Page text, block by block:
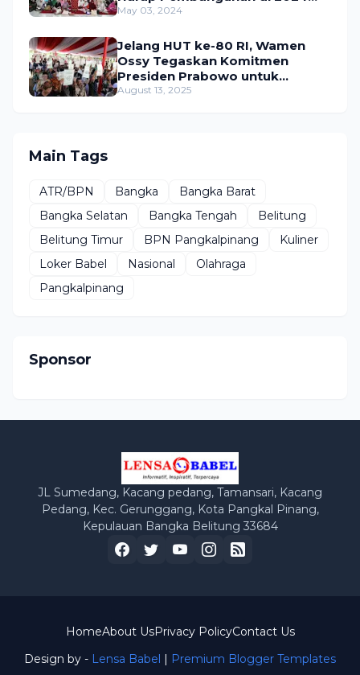
Berjalan Lancar
May 03, 2024
Jelang HUT ke-80 RI, Wamen
Ossy Tegaskan Komitmen
Presiden Prabowo untuk
Menyejahterakan Rakyat
August 13, 2025
Main Tags
ATR/BPN Bangka
Bangka Barat
Bangka Selatan
Bangka Tengah
Belitung
Belitung Timur
BPN Pangkalpinang
Kuliner
Loker Babel
Nasional
Olahraga
Pangkalpinang
Sponsor
JL Sumedang, Kacang pedang, Tamansari, Kacang
Pedang, Kec. Gerunggang, Kota Pangkal Pinang,
Kepulauan Bangka Belitung 33684
Design by - Lensa Babel | Premium Blogger Templates
HomeAbout UsPrivacy PolicyContact Us